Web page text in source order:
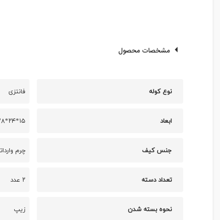
مشخصات محصول
نوع کوله فانتزی
ابعاد ۱۵*۲۴*۲۸ سانتی متر
جنس کیف چرم
تعداد دسته ۲ عدد
نحوه بسته شدن زیپ